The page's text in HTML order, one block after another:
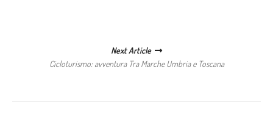
Next Article
Cicloturismo: avventura Tra Marche Umbria e Toscana